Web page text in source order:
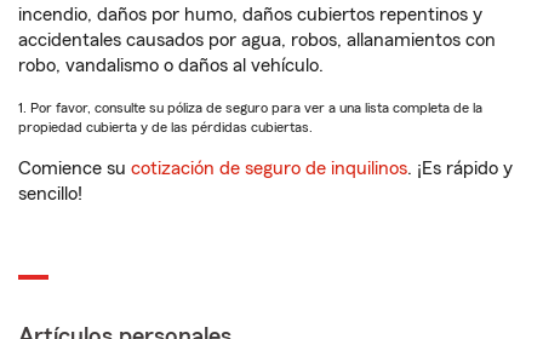
incendio, daños por humo, daños cubiertos repentinos y
accidentales causados por agua, robos, allanamientos con
robo, vandalismo o daños al vehículo.
1. Por favor, consulte su póliza de seguro para ver a una lista completa de la
propiedad cubierta y de las pérdidas cubiertas.
Comience su cotización de seguro de inquilinos. ¡Es rápido y
sencillo!